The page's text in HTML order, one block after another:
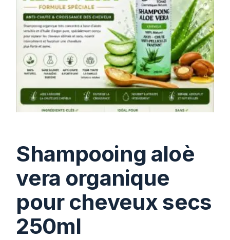
Shampooing aloè
vera organique
pour cheveux secs
250ml